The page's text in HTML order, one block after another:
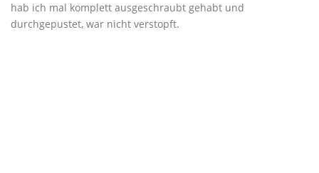
hab ich mal komplett ausgeschraubt gehabt und
durchgepustet, war nicht verstopft.